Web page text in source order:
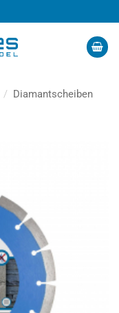
/ Diamantscheiben